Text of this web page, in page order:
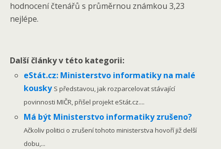
hodnocení čtenářů s průměrnou známkou 3,23
nejlépe.
Další články v této kategorii:
eStát.cz: Ministerstvo informatiky na malé
kousky S představou, jak rozparcelovat stávající
povinnosti MIČR, přišel projekt eStát.cz....
Má být Ministerstvo informatiky zrušeno?
Ačkoliv politici o zrušení tohoto ministerstva hovoří již delší
dobu,...